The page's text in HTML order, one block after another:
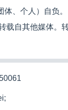
、个人）自负。
载自其他媒体。